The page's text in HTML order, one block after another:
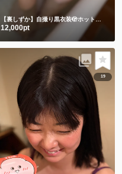
【裏しずか】自撮り黒衣装🫣ホットリミット🎵夏を刺激します❤️
12,000pt
19